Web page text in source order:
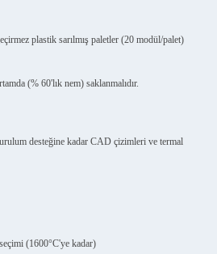
plastik sarılmış paletler (20 modül/palet)
(% 60'lık nem) saklanmalıdır.
desteğine kadar CAD çizimleri ve termal
seçimi (1600°C'ye kadar)